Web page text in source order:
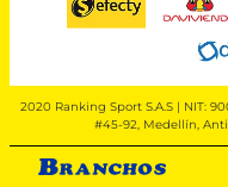
2020 Ranking Sport S.A.S | NIT:
#45-92, Medellín,